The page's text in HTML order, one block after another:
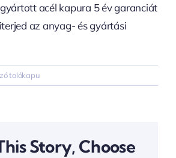
acél kapura 5 év garanciát
az anyag- és gyártási
tolókapu
Story, Choose